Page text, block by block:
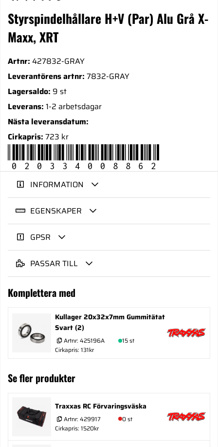
Styrspindelhållare H+V (Par) Alu Grå X-
Maxx, XRT
Artnr: 427832-GRAY
Leverantörens artnr: 7832-GRAY
Lagersaldo: 9 st
Leverans: 1-2 arbetsdagar
Nästa leveransdatum:
Cirkapris: 723 kr
020334008862
INFORMATION
EGENSKAPER
GPSR
PASSAR TILL
Komplettera med
Kullager 20x32x7mm Gummitätat
Svart (2)
Artnr: 425196A
15 st
Cirkapris: 131kr
Se fler produkter
Traxxas RC Förvaringsväska
Artnr: 429917
0 st
Cirkapris: 1520kr